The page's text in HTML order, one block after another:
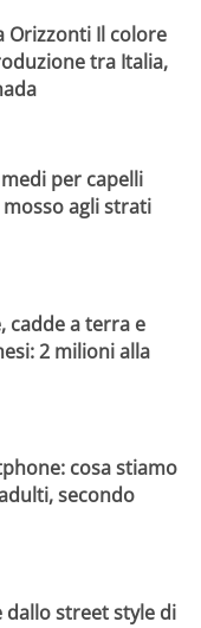
Orizzonti Il colore
tra Italia,
per capelli
agli strati
cadde a terra e
2 milioni alla
cosa stiamo
secondo
dallo street style di